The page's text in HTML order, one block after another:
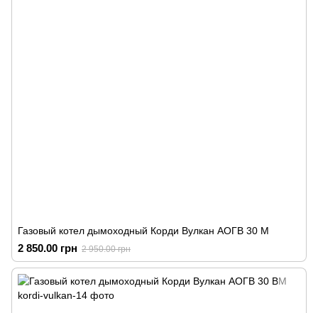
Газовый котел дымоходный Корди Вулкан АОГВ 30 М
2 850.00 грн 2 950.00 грн